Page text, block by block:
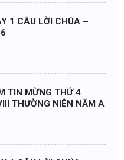
1 CÂU LỜI CHÚA –
TIN MỪNG THỨ 4
THƯỜNG NIÊN NĂM A